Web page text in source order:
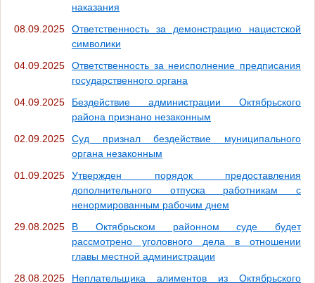
наказания
08.09.2025
Ответственность за демонстрацию нацистской
символики
04.09.2025
Ответственность за неисполнение предписания
государственного органа
04.09.2025
Бездействие администрации Октябрьского
района признано незаконным
02.09.2025
Суд признал бездействие муниципального
органа незаконным
01.09.2025
Утвержден порядок предоставления
дополнительного отпуска работникам с
ненормированным рабочим днем
29.08.2025
В Октябрьском районном суде будет
рассмотрено уголовного дела в отношении
главы местной администрации
28.08.2025
Неплательщика алиментов из Октябрьского